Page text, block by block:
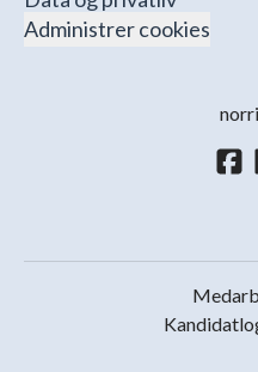
Administrer cookies